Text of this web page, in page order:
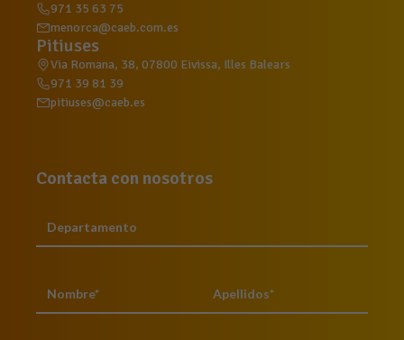
971 35 63 75
menorca@caeb.com.es
Pitiuses
Via Romana, 38, 07800 Eivissa, Illes Balears
971 39 81 39
pitiuses@caeb.es
Contacta con nosotros